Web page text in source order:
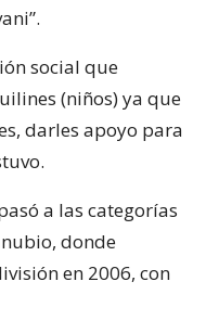
social que
(niños) ya que
darles apoyo para
a las categorías
donde
en 2006, con